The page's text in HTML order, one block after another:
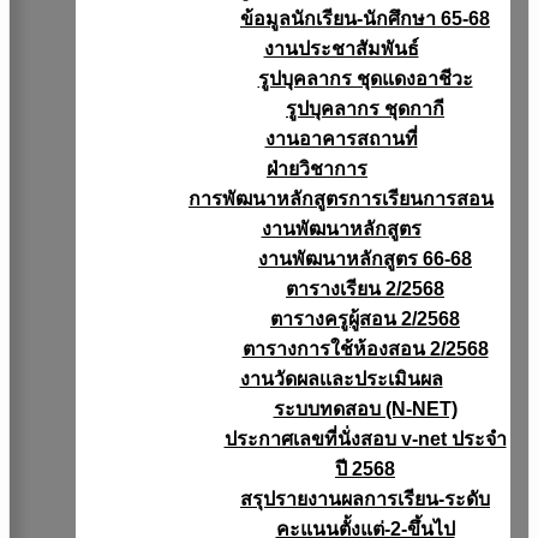
ข้อมูลนักเรียน-นักศึกษา 65-68
งานประชาสัมพันธ์
รูปบุคลากร ชุดแดงอาชีวะ
รูปบุคลากร ชุดกากี
งานอาคารสถานที่
ฝ่ายวิชาการ
การพัฒนาหลักสูตรการเรียนการสอน
งานพัฒนาหลักสูตร
งานพัฒนาหลักสูตร 66-68
ตารางเรียน 2/2568
ตารางครูผู้สอน 2/2568
ตารางการใช้ห้องสอน 2/2568
งานวัดผลเเละประเมินผล
ระบบทดสอบ (N-NET)
ประกาศเลขที่นั่งสอบ v-net ประจำ
ปี 2568
สรุปรายงานผลการเรียน-ระดับ
คะแนนตั้งแต่-2-ขึ้นไป